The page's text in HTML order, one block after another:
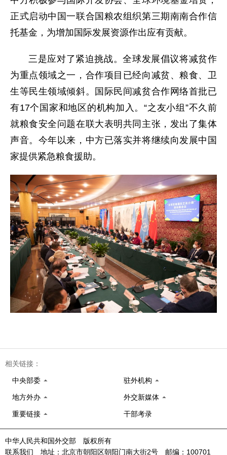
正式启动中国一联合国粮农组织第三期南南合作信
托基金，为增加国际发展资源作出应有贡献。
三是应对了紧迫挑战。全球发展倡议将减贫作
为重点领域之一，合作项目已经向减贫、粮食、卫
生等民生领域倾斜。国际民间减贫合作网络首批已
有17个国家和地区的机构加入。“之友小组”不久前
就粮食安全问题在联大表明共同主张，发出了集体
声音。今年以来，中方已落实并将继续向发展中国
家提供紧急粮食援助。
相关链接：
中央部委 驻外机构
地方外办 外交新媒体
重要链接 干部考录
中华人民共和国外交部 版权所有
联系我们 地址：北京市朝阳区朝阳门南大街2号 邮编：100701